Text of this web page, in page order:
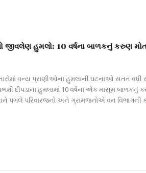
જીવલેણ હુમલો: 10 વર્ષના બાળકનું કરુણ
વન્ય પ્રાણીઓના હુમલાની ઘટનાઓ સતત વધી
દીપડાના હુમલામાં 10 વર્ષના એક માસૂમ
પરિવારજનો અને ગ્રામજનોએ વન વિભાગની